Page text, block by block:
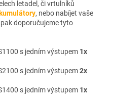
letadel, či vrtulníků
, nebo nabíjet vaše
doporučujeme tyto
s jedním výstupem 1x
s jedním výstupem2x
s jedním výstupem 1x